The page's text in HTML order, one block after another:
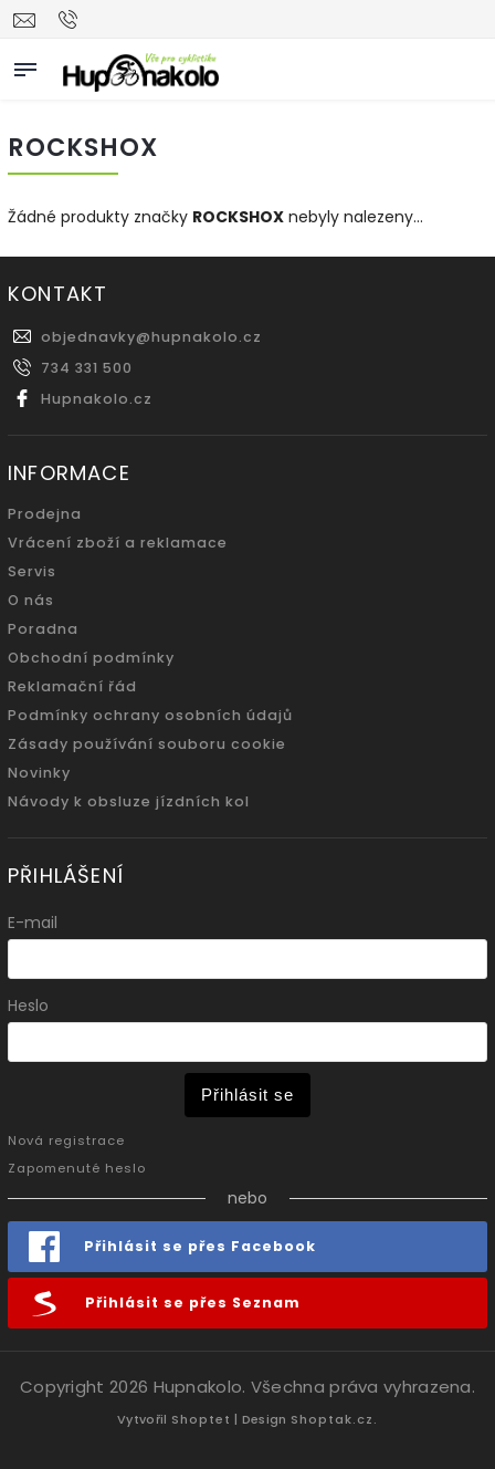
ROCKSHOX
Žádné produkty značky ROCKSHOX nebyly nalezeny...
KONTAKT
objednavky@hupnakolo.cz
734 331 500
Hupnakolo.cz
INFORMACE
Prodejna
Vrácení zboží a reklamace
Servis
O nás
Poradna
Obchodní podmínky
Reklamační řád
Podmínky ochrany osobních údajů
Zásady používání souboru cookie
Novinky
Návody k obsluze jízdních kol
PŘIHLÁŠENÍ
E-mail
Heslo
Přihlásit se
Nová registrace
Zapomenuté heslo
nebo
Přihlásit se přes Facebook
Přihlásit se přes Seznam
Copyright 2026 Hupnakolo. Všechna práva vyhrazena.
Vytvořil Shoptet | Design Shoptak.cz.